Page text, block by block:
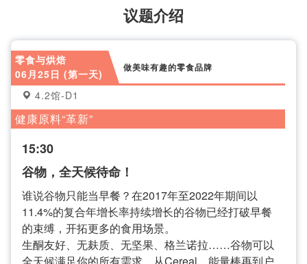
议题介绍
零食与烘焙
06月25日 (第一天)
做美味有趣的零食品牌
4.2馆-D1
健康原料“革新”
15:30
谷物，全天候待命！
谁说谷物只能当早餐？在2017年至2022年期间以
11.4%的复合年增长率持续增长的谷物已经打破早餐
的束缚，开拓更多的食用场景。
生酮友好、无麸质、无坚果、格兰诺拉……谷物可以